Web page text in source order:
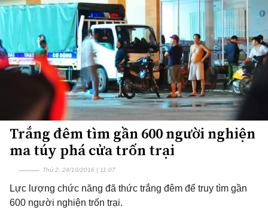
Trắng đêm tìm gần 600 người nghiện
ma túy phá cửa trốn trại
Thứ 2, 24/10/2016 | 11:07
Lực lượng chức năng đã thức trắng đêm để truy tìm gần
600 người nghiện trốn trại.